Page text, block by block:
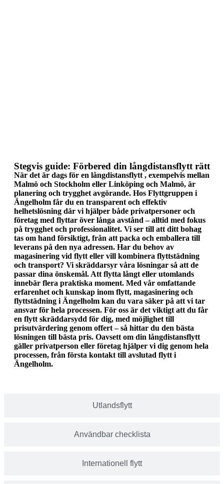
Utlandsflytt
Användbar checklista
Internationell flytt
Stegvis guide: Förbered din långdistansflytt rätt
När det är dags för en långdistansflytt , exempelvis mellan
Malmö och Stockholm eller Linköping och Malmö, är
planering och trygghet avgörande. Hos Flyttgruppen i
Ängelholm får du en transparent och effektiv
helhetslösning där vi hjälper både privatpersoner och
företag med flyttar över långa avstånd – alltid med fokus
på trygghet och professionalitet. Vi ser till att ditt bohag
tas om hand försiktigt, från att packa och emballera till
leverans på den nya adressen. Har du behov av
magasinering vid flytt eller vill kombinera flyttstädning
och transport? Vi skräddarsyr våra lösningar så att de
passar dina önskemål. Att flytta långt eller utomlands
innebär flera praktiska moment. Med vår omfattande
erfarenhet och kunskap inom flytt, magasinering och
flyttstädning i Ängelholm kan du vara säker på att vi tar
ansvar för hela processen. För oss är det viktigt att du får
en flytt skräddarsydd för dig, med möjlighet till
prisutvärdering genom offert – så hittar du den bästa
lösningen till bästa pris. Oavsett om din långdistansflytt
gäller privatperson eller företag hjälper vi dig genom hela
processen, från första kontakt till avslutad flytt i
Ängelholm.